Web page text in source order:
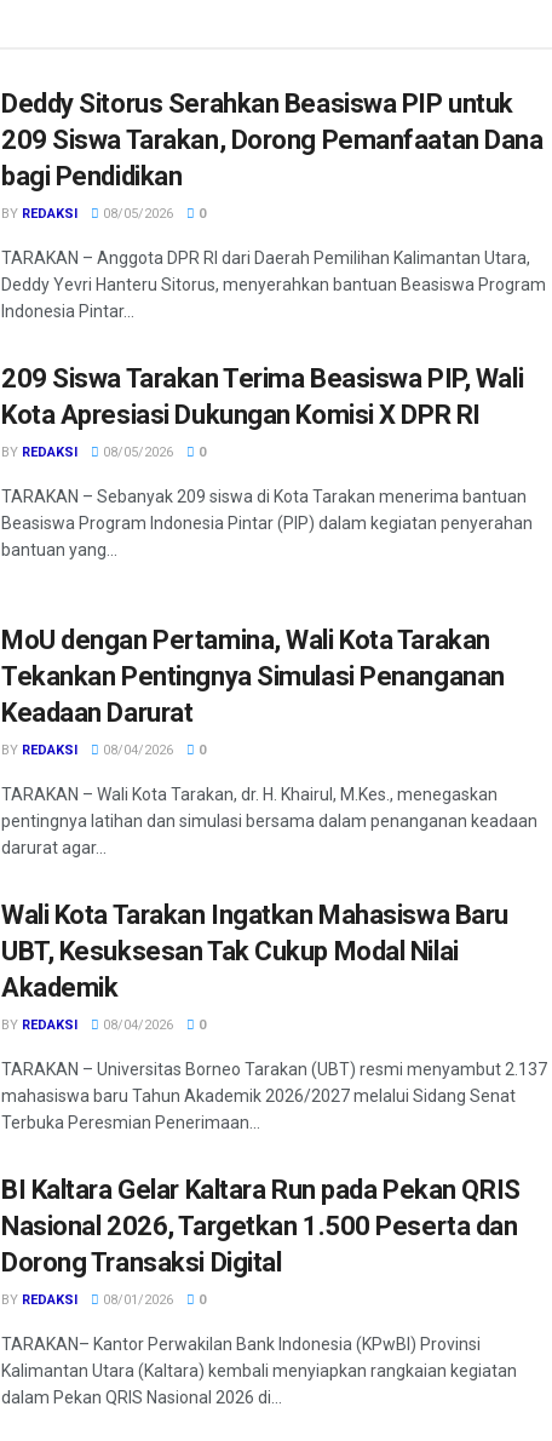
Deddy Sitorus Serahkan Beasiswa PIP untuk
209 Siswa Tarakan, Dorong Pemanfaatan Dana
bagi Pendidikan
BY REDAKSI 08/05/2026 0
TARAKAN – Anggota DPR RI dari Daerah Pemilihan Kalimantan Utara,
Deddy Yevri Hanteru Sitorus, menyerahkan bantuan Beasiswa Program
Indonesia Pintar...
209 Siswa Tarakan Terima Beasiswa PIP, Wali
Kota Apresiasi Dukungan Komisi X DPR RI
BY REDAKSI 08/05/2026 0
TARAKAN – Sebanyak 209 siswa di Kota Tarakan menerima bantuan
Beasiswa Program Indonesia Pintar (PIP) dalam kegiatan penyerahan
bantuan yang...
MoU dengan Pertamina, Wali Kota Tarakan
Tekankan Pentingnya Simulasi Penanganan
Keadaan Darurat
BY REDAKSI 08/04/2026 0
TARAKAN – Wali Kota Tarakan, dr. H. Khairul, M.Kes., menegaskan
pentingnya latihan dan simulasi bersama dalam penanganan keadaan
darurat agar...
Wali Kota Tarakan Ingatkan Mahasiswa Baru
UBT, Kesuksesan Tak Cukup Modal Nilai
Akademik
BY REDAKSI 08/04/2026 0
TARAKAN – Universitas Borneo Tarakan (UBT) resmi menyambut 2.137
mahasiswa baru Tahun Akademik 2026/2027 melalui Sidang Senat
Terbuka Peresmian Penerimaan...
BI Kaltara Gelar Kaltara Run pada Pekan QRIS
Nasional 2026, Targetkan 1.500 Peserta dan
Dorong Transaksi Digital
BY REDAKSI 08/01/2026 0
TARAKAN– Kantor Perwakilan Bank Indonesia (KPwBI) Provinsi
Kalimantan Utara (Kaltara) kembali menyiapkan rangkaian kegiatan
dalam Pekan QRIS Nasional 2026 di...